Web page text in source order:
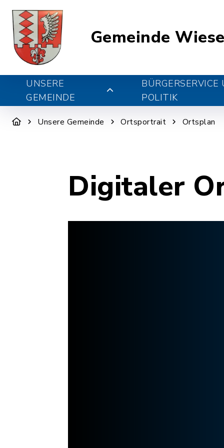
Gemeinde
UNSERE
GEMEINDE
BÜRGERSERVICE
POLITIK
Unsere Gemeinde Ortsportrait Ortsplan
Digitaler